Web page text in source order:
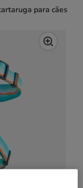
para cães